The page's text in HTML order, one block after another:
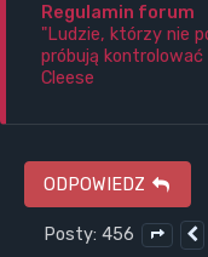
Regulamin forum
"Ludzie, którzy nie
próbują
Cleese
ODPOWIEDZ
Posty: 456